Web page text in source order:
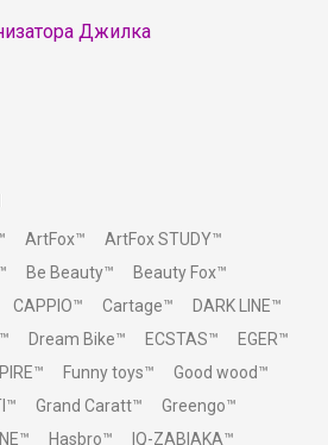
Джилка
ArtFox™
ArtFox STUDY™
Be Beauty™
Beauty Fox™
CAPPIO™ Cartage™
DARK LINE™
Dream Bike™ ECSTAS™
EGER™
Funny toys™
Good wood™
Grand Caratt™
Greengo™
Hasbro™ IQ-ZABIAKA™